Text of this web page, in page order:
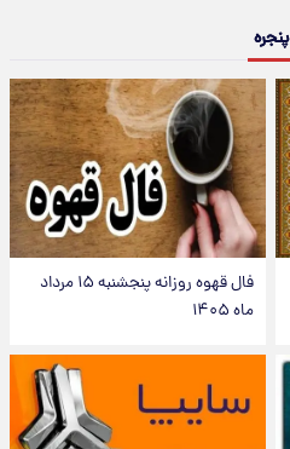
پنجره
فال قهوه روزانه پنجشنبه ۱۵ مرداد
ماه ۱۴۰۵